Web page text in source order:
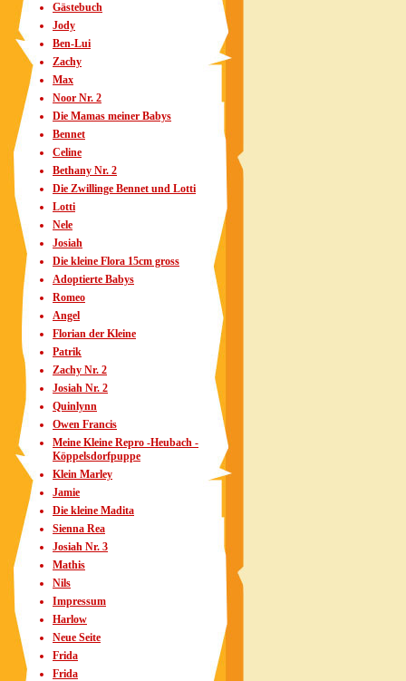
Gästebuch
Jody
Ben-Lui
Zachy
Max
Noor Nr. 2
Die Mamas meiner Babys
Bennet
Celine
Bethany Nr. 2
Die Zwillinge Bennet und Lotti
Lotti
Nele
Josiah
Die kleine Flora 15cm gross
Adoptierte Babys
Romeo
Angel
Florian der Kleine
Patrik
Zachy Nr. 2
Josiah Nr. 2
Quinlynn
Owen Francis
Meine Kleine Repro -Heubach -
Köppelsdorfpuppe
Klein Marley
Jamie
Die kleine Madita
Sienna Rea
Josiah Nr. 3
Mathis
Nils
Impressum
Harlow
Neue Seite
Frida
Frida